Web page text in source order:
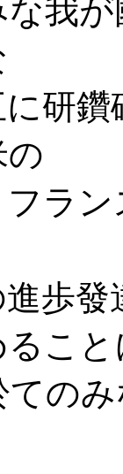
我
研
の
ラ
歩
こ
ての